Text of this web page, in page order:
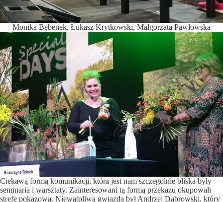
Monika Bębenek, Łukasz Krytkowski, Małgorzata Pawłowska
Ciekawą formą komunikacji, która jest nam szczególnie bliska były
seminaria i warsztaty. Zainteresowani tą formą przekazu okupowali
strefę pokazową. Niewątpliwą gwiazdą był Andrzej Dąbrowski, który